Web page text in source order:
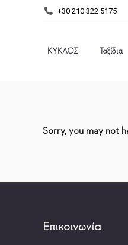
+30 210 322 5175
ΚΥΚΛΟΣ Ταξίδια
Sorry, you may not
Επικοινωνία